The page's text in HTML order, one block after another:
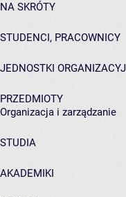
NA SKRÓTY
STUDENCI, PRACOWNICY
JEDNOSTKI
PRZEDMIOTY
Organizacja i zarządzanie
STUDIA
AKADEMIKI